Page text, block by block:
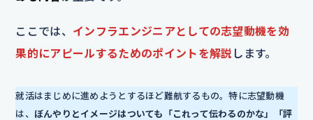
ここでは、 インフラエンジニアとしての志望動機を効
果的にアピールするためのポイントを解説 します。
就活はまじめに進めようとするほど難航するもの。特に志望動機
は、 ぼんやりとイメージはついても「これって伝わるのかな」「評